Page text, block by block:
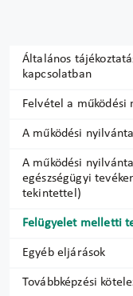
Általános
kapcsolatban
Felvétel a működési
A működési
A működési
egészségügyi
tekintettel)
Felügyelet melletti
Egyéb eljárások
Továbbképzési